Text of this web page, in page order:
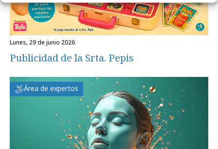
lunes, 29 de junio 2026
Publicidad de la Srta. Pepis
Área de expertos